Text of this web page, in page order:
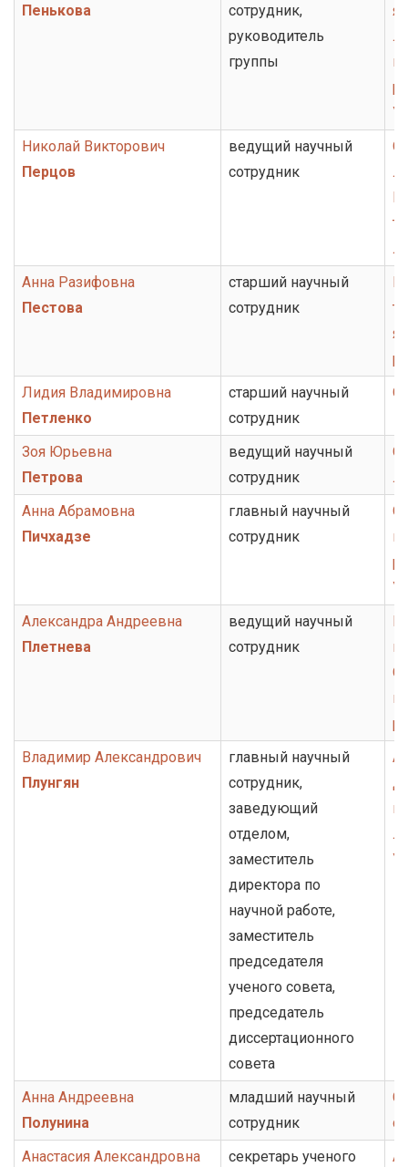
Пенькова
сотрудник,
руководитель
группы
Николай Викторович
Перцов
ведущий научный
сотрудник
Анна Разифовна
Пестова
старший научный
сотрудник
Лидия Владимировна
Петленко
старший научный
сотрудник
Зоя Юрьевна
Петрова
ведущий научный
сотрудник
Анна Абрамовна
Пичхадзе
главный научный
сотрудник
Александра Андреевна
Плетнева
ведущий научный
сотрудник
Владимир Александрович
Плунгян
главный научный
сотрудник,
заведующий
отделом,
заместитель
директора по
научной работе,
заместитель
председателя
ученого совета,
председатель
диссертационного
совета
Анна Андреевна
Полунина
младший научный
сотрудник
Анастасия Александровна
секретарь ученого